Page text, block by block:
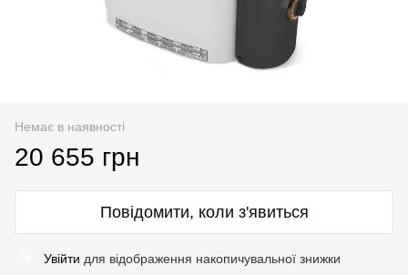
Немає в наявності
20 655 грн
Повідомити, коли з'явиться
Увійти для відображення накопичувальної знижки